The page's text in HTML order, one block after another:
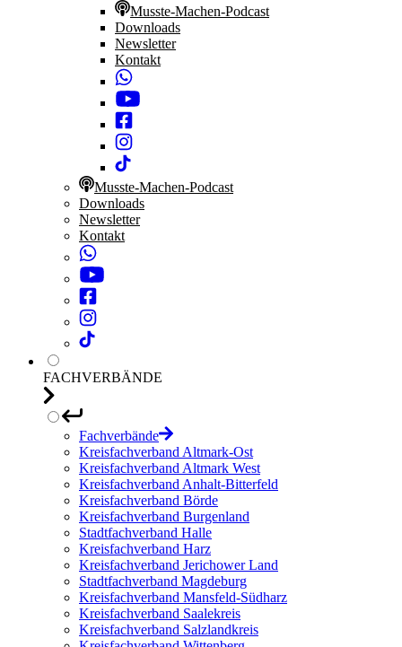
Musste-Machen-Podcast
Downloads
Newsletter
Kontakt
Musste-Machen-Podcast
Downloads
Newsletter
Kontakt
FACHVERBÄNDE
Fachverbände
Kreisfachverband Altmark-Ost
Kreisfachverband Altmark West
Kreisfachverband Anhalt-Bitterfeld
Kreisfachverband Börde
Kreisfachverband Burgenland
Stadtfachverband Halle
Kreisfachverband Harz
Kreisfachverband Jerichower Land
Stadtfachverband Magdeburg
Kreisfachverband Mansfeld-Südharz
Kreisfachverband Saalekreis
Kreisfachverband Salzlandkreis